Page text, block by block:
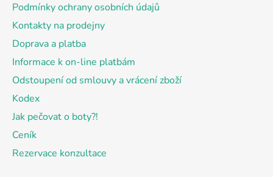
Podmínky ochrany osobních údajů
Kontakty na prodejny
Doprava a platba
Informace k on-line platbám
Odstoupení od smlouvy a vrácení zboží
Kodex
Jak pečovat o boty?!
Ceník
Rezervace konzultace